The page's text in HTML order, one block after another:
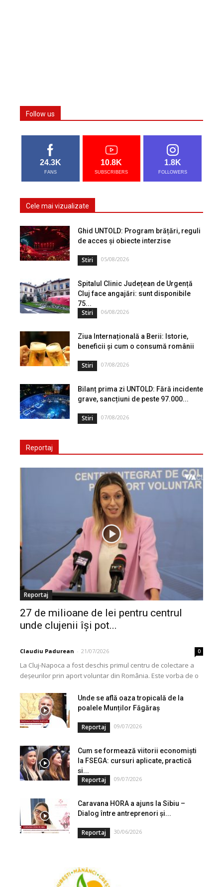
Follow us
24.3K
FANS
10.8K
SUBSCRIBERS
1.8K
FOLLOWERS
Cele mai vizualizate
Ghid UNTOLD: Program brățări, reguli
de acces și obiecte interzise
Stiri 05/08/2026
Spitalul Clinic Județean de Urgență
Cluj face angajări: sunt disponibile
75...
Stiri 06/08/2026
Ziua Internațională a Berii: Istorie,
beneficii și cum o consumă românii
Stiri 07/08/2026
Bilanț prima zi UNTOLD: Fără incidente
grave, sancțiuni de peste 97.000...
Stiri 07/08/2026
Reportaj
Reportaj
27 de milioane de lei pentru centrul
unde clujenii își pot...
Claudiu Padurean - 21/07/2026 0
La Cluj-Napoca a fost deschis primul centru de colectare a
deșeurilor prin aport voluntar din România. Este vorba de o
Unde se află oaza tropicală de la
poalele Munților Făgăraș
Reportaj 09/07/2026
Cum se formează viitorii economiști
la FSEGA: cursuri aplicate, practică
și...
Reportaj 09/07/2026
Caravana HORA a ajuns la Sibiu –
Dialog între antreprenori și...
Reportaj 30/06/2026